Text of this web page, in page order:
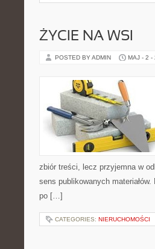
ŻYCIE NA WSI
POSTED BY ADMIN MAJ - 2 -
zbiór treści, lecz przyjemna w
sens publikowanych
po […]
CATEGORIES: NIERUCHOMOŚCI